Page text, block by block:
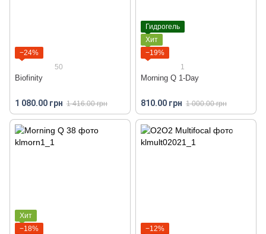
−24%
50
Biofinity
1 080.00 грн 1 416.00 грн
Гидрогель
Хит
−19%
1
Morning Q 1-Day
810.00 грн 1 000.00 грн
Хит
−18%
−12%